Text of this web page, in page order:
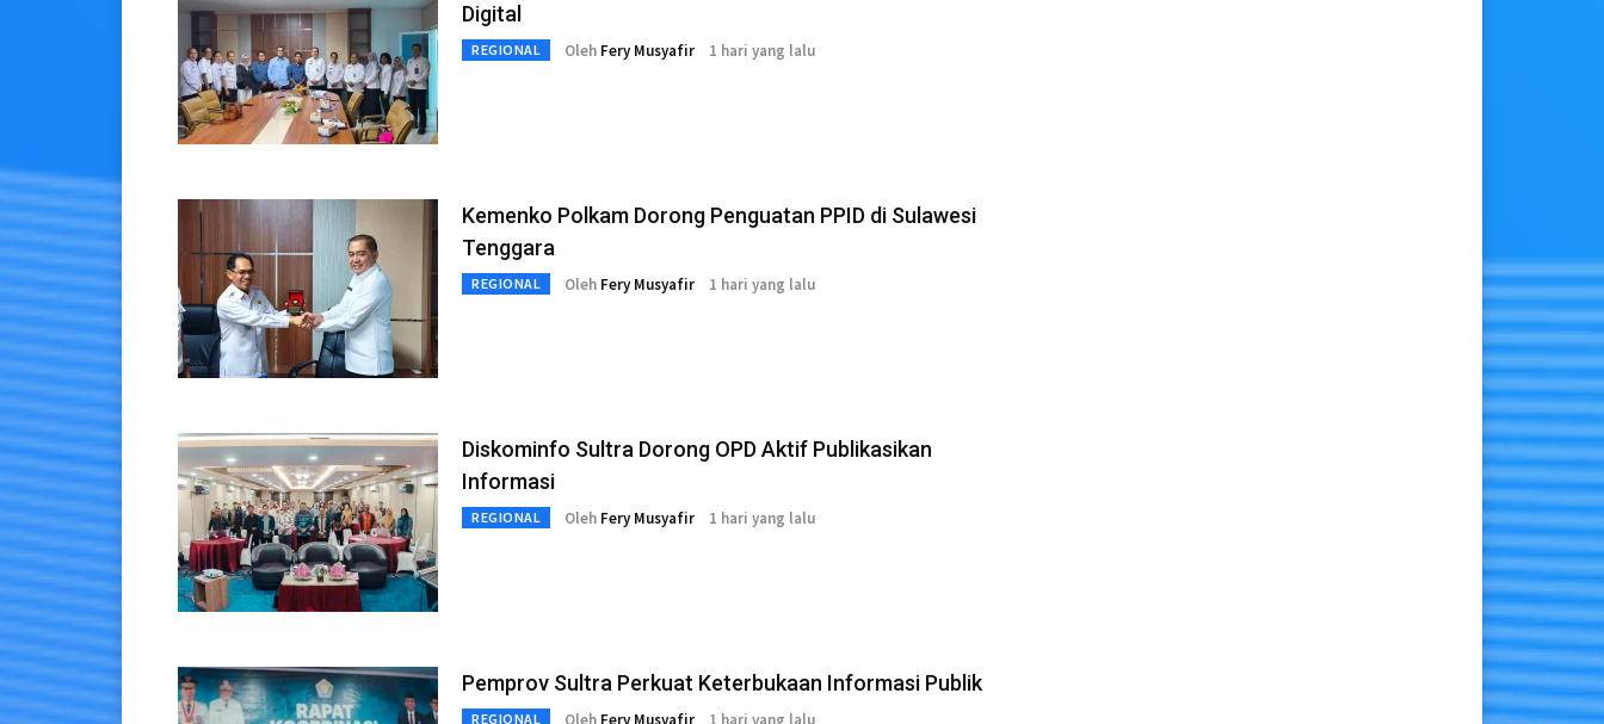
Digital
REGIONAL Oleh Fery Musyafir 1 hari yang lalu
Kemenko Polkam Dorong Penguatan PPID di Sulawesi
Tenggara
REGIONAL Oleh Fery Musyafir 1 hari yang lalu
Diskominfo Sultra Dorong OPD Aktif Publikasikan
Informasi
REGIONAL Oleh Fery Musyafir 1 hari yang lalu
Pemprov Sultra Perkuat Keterbukaan Informasi Publik
REGIONAL Oleh Fery Musyafir 1 hari yang lalu